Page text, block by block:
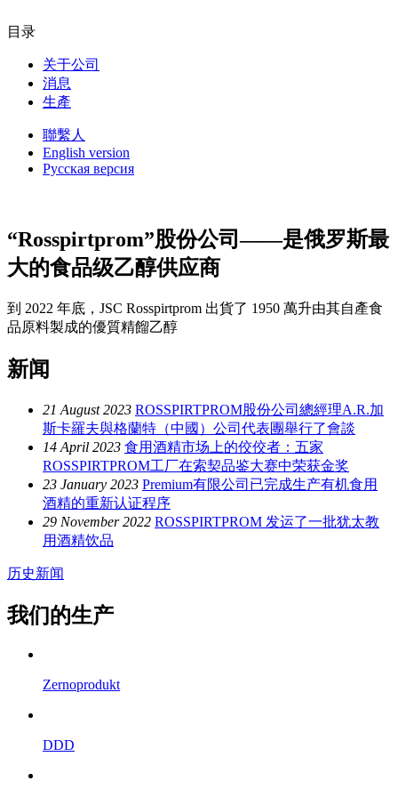
目录
关于公司
消息
生產
聯繫人
English version
Русская версия
“Rosspirtprom”股份公司——是俄罗斯最
大的食品级乙醇供应商
到 2022 年底，JSC Rosspirtprom 出貨了 1950 萬升由其自產食
品原料製成的優質精餾乙醇
新闻
21 August 2023 ROSSPIRTPROM股份公司總經理A.R.加
斯卡羅夫與格蘭特（中國）公司代表團舉行了會談
14 April 2023 食用酒精市场上的佼佼者：五家
ROSSPIRTPROM工厂在索契品鉴大赛中荣获金奖
23 January 2023 Premium有限公司已完成生产有机食用
酒精的重新认证程序
29 November 2022 ROSSPIRTPROM 发运了一批犹太教
用酒精饮品
历史新闻
我们的生产
Zernoprodukt
DDD